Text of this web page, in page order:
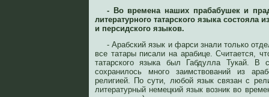
- Во времена наших прабабушек и
литературного татарского языка состояла
и персидского языков.
- Арабский язык и фарси знали только
все татары писали на арабице. Считается,
татарского языка был Габдулла Тукай. В
сохранилось много заимствований из
религией. По сути, любой язык связан с
литературный немецкий язык возник во